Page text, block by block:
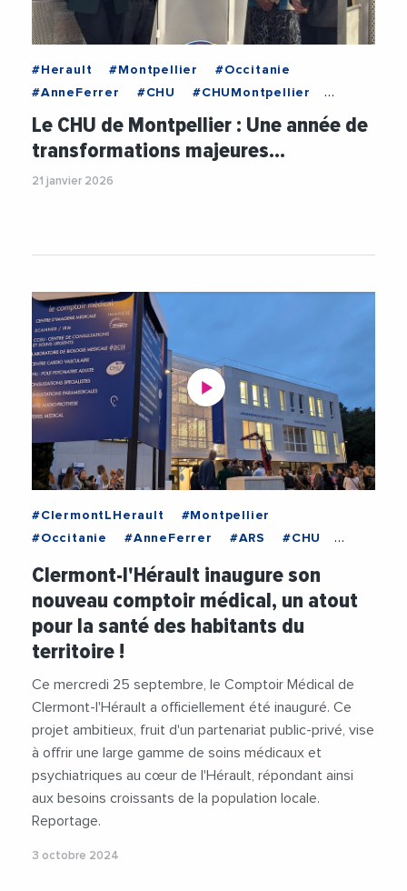
#Herault #Montpellier
#Occitanie
#AnneFerrer
#CHU
#CHUMontpellier
#EmploiFormation
#FormationProfessionnelle
#IntelligenceArtificielle
#Recherche
#RechercheMedicale
#SantePublique
Le CHU de Montpellier : Une année de
transformations majeures…
21 janvier 2026
#ClermontLHerault
#Montpellier
#Occitanie
#AnneFerrer #ARS
#CHU
#GerardBessiere
#MairieClermontHerault
#Sante
#Videos
Clermont-l'Hérault inaugure son
nouveau comptoir médical, un atout
pour la santé des habitants du
territoire !
Ce mercredi 25 septembre, le Comptoir Médical de
Clermont-l'Hérault a officiellement été inauguré. Ce
projet ambitieux, fruit d'un partenariat public-privé, vise
à offrir une large gamme de soins médicaux et
psychiatriques au cœur de l'Hérault, répondant ainsi
aux besoins croissants de la population locale.
Reportage.
3 octobre 2024